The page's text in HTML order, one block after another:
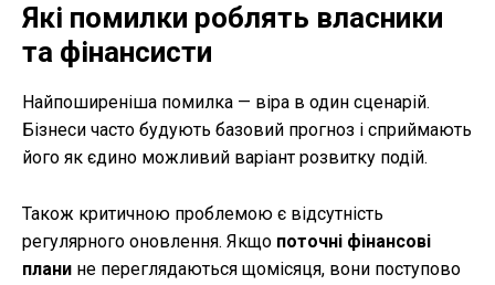
Які помилки роблять власники
та фінансисти
Найпоширеніша помилка — віра в один сценарій.
Бізнеси часто будують базовий прогноз і сприймають
його як єдино можливий варіант розвитку подій.
Також критичною проблемою є відсутність
регулярного оновлення. Якщо поточні фінансові
плани не переглядаються щомісяця, вони поступово